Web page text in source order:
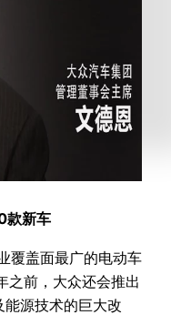
款新车
覆盖面最广的电动车
之前，大众还会推出
源技术的巨大改